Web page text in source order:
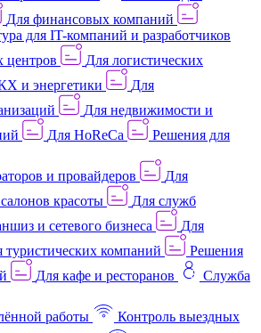
Для финансовых компаний
для IT-компаний и разработчиков
центров
Для логистических
и энергетики
Для
Для недвижимости и
Для HoReCa
Решения для
и провайдеров
Для
красоты
Для служб
и сетевого бизнеса
Для
туристических компаний
Решения
Для кафе и ресторанов
Служба
работы
Контроль выездных